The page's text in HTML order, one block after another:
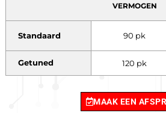
VERMOGEN
Standaard 90 pk
Getuned 120 pk
MAAK EEN